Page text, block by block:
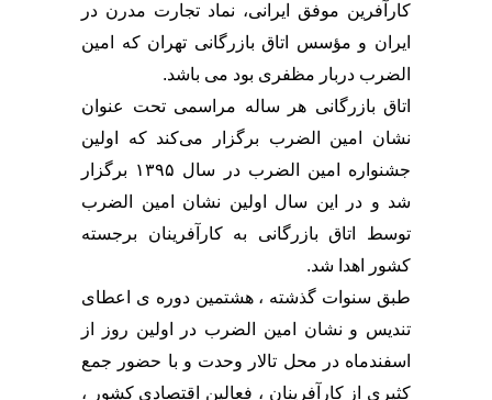
کارآفرین موفق ایرانی، نماد تجارت مدرن در
ایران و مؤسس اتاق بازرگانی تهران که امین
الضرب دربار مظفری بود می باشد.
اتاق بازرگانی هر ساله مراسمی تحت عنوان
نشان امین الضرب برگزار می‌کند که اولین
جشنواره امین الضرب در سال ۱۳۹۵ برگزار
شد و در این سال اولین نشان امین الضرب
توسط اتاق بازرگانی به کارآفرینان برجسته
کشور اهدا شد.
طبق سنوات گذشته ، هشتمین دوره ی اعطای
تندیس و نشان امین الضرب در اولین روز از
اسفندماه در محل تالار وحدت و با حضور جمع
کثیری از کارآفرینان ، فعالین اقتصادی کشور ،